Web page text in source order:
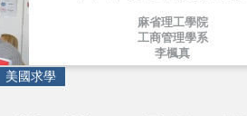
麻省理工學院
工商管理學系
李楓真
美國求學